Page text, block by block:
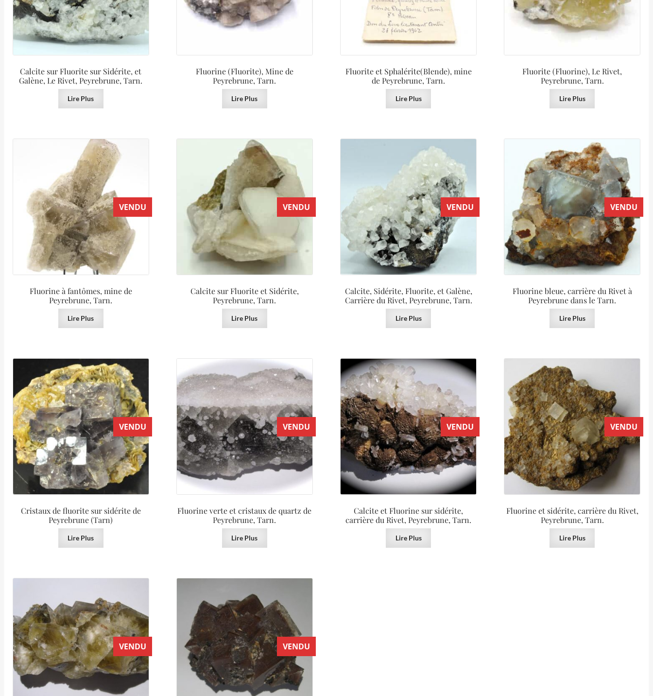
Calcite sur Fluorite sur Sidérite, et
Galène, Le Rivet, Peyrebrune, Tarn.
Lire Plus
Fluorine (Fluorite), Mine de
Peyrebrune, Tarn.
Lire Plus
Fluorite et Sphalérite(Blende), mine
de Peyrebrune, Tarn.
Lire Plus
Fluorite (Fluorine), Le Rivet,
Peyrebrune, Tarn.
Lire Plus
VENDU
Fluorine à fantômes, mine de
Peyrebrune, Tarn.
Lire Plus
VENDU
Calcite sur Fluorite et Sidérite,
Peyrebrune, Tarn.
Lire Plus
VENDU
Calcite, Sidérite, Fluorite, et Galène,
Carrière du Rivet, Peyrebrune, Tarn.
Lire Plus
VENDU
Fluorine bleue, carrière du Rivet à
Peyrebrune dans le Tarn.
Lire Plus
VENDU
Cristaux de fluorite sur sidérite de
Peyrebrune (Tarn)
Lire Plus
VENDU
Fluorine verte et cristaux de quartz de
Peyrebrune, Tarn.
Lire Plus
VENDU
Calcite et Fluorine sur sidérite,
carrière du Rivet, Peyrebrune, Tarn.
Lire Plus
VENDU
Fluorine et sidérite, carrière du Rivet,
Peyrebrune, Tarn.
Lire Plus
VENDU VENDU